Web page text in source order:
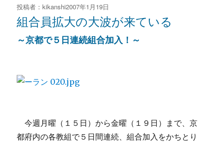
投稿者：kikanshi投
稿
日:
2007年1月19日
組合員拡大の大波が来ている
～京都で５日連続組合加入！～
今週月曜（１５日）から金曜（１９日）まで、京
都府内の各教組で５日間連続、組合加入をかちとり